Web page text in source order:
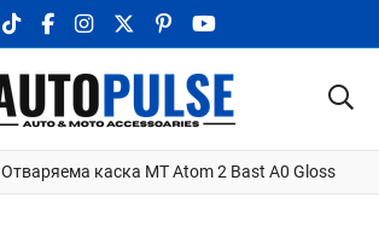
TIKTOK SOCIAL LINK
FACEBOOK SOCIAL LINK
INSTAGRAM SOCIAL LINK
X.COM SOCIAL LINK
PINTEREST SOCIAL LINK
YOUTUBE SOCIAL
Отваряема каска MT Atom 2 Bast A0 Gloss